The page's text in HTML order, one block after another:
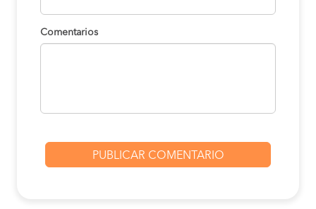
Comentarios